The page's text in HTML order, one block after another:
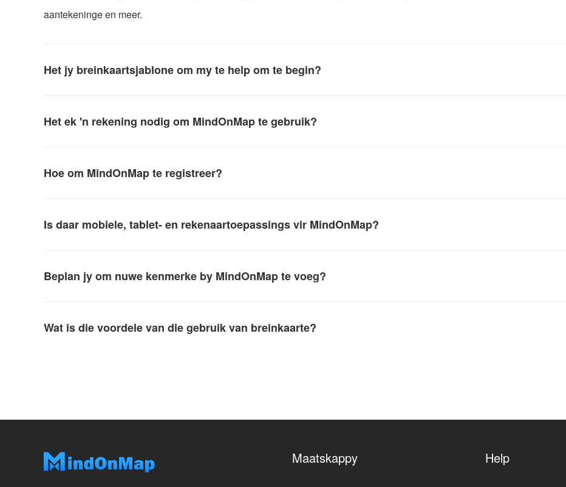
aantekeninge en meer.
Het jy breinkaartsjablone om my te help om te begin?
Het ek 'n rekening nodig om MindOnMap te gebruik?
Hoe om MindOnMap te registreer?
Is daar mobiele, tablet- en rekenaartoepassings vir MindOnMap?
Beplan jy om nuwe kenmerke by MindOnMap te voeg?
Wat is die voordele van die gebruik van breinkaarte?
Maatskappy Help